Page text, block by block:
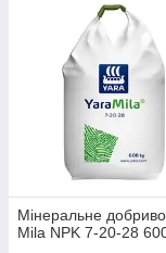
Мінеральне
Mila NPK 7-20-28